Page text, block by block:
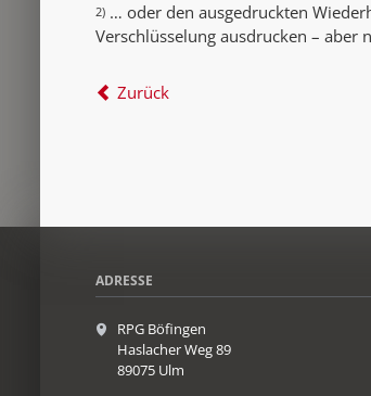
2)… oder den ausgedruckten
Verschlüsselung ausdrucken – aber
Zurück
ADRESSE
RPG Böfingen
Haslacher Weg 89
89075 Ulm